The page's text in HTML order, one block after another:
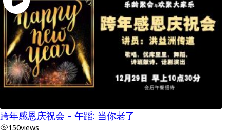
跨年感恩庆祝会 – 午蹈: 当你老了
150views